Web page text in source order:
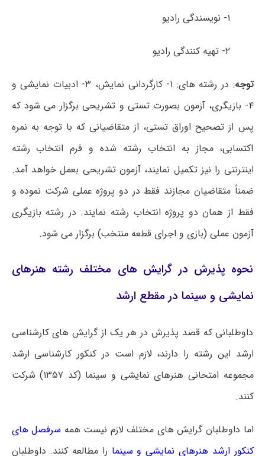
۱- نویسندگی رادیو
۲- تهیه کنندگی رادیو
توجه
: در رشته های: ۱- کارگردانی نمایش، ۳- ادبیات نمایشی و
۴- بازیگری، آزمون بصورت تستی و تشریحی برگزار می شود که
پس از تصحیح اوراق تستی، از متقاضیانی که با توجه به نمره
اکتسابی، مجاز به انتخاب رشته شده و فرم انتخاب رشته
اینترنتی را نیز تکمیل نمایند، آزمون تشریحی بعمل خواهد آمد.
ضمناً متقاضیان مجازند فقط در دو پروژه عملی شرکت نموده و
فقط از همان دو پروژه انتخاب رشته نمایند. در رشته بازیگری
آزمون عملی (بازی و اجرای قطعه منتخب) برگزار می شود.
نحوه پذیرش در گرایش های مختلف رشته هنرهای
نمایشی و سینما در مقطع ارشد
داوطلبانی که قصد پذیرش در هر یک از گرایش های کارشناسی
ارشد این رشته را دارند، لازم است در کنکور کارشناسی ارشد
مجموعه امتحانی هنرهای نمایشی و سینما (کد ۱۳۵۷) شرکت
کنند.
اما داوطلبان گرایش های مختلف لازم نیست همه سرفصل های
کنکور ارشد هنرهای نمایشی و سینما را مطالعه کنند. داوطلبان